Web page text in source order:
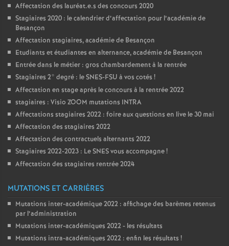
Affectation des lauréat.e.s des concours 2020
Stagiaires 2020 : le calendrier d’affectation pour l’académie de
Besançon
Affectation stagiaires, académie de Besançon
Etudiants et étudiantes en alternance, académie de Besançon
Entrée dans le métier : gros chambardement à la rentrée
Stagiaires 2° degré : le SNES-FSU à vos cotés !
Affectation en stage après le concours à la rentrée 2022
stagiaires : Visio ZOOM mutations INTRA
Affectations stagiaires 2022 : foire aux questions en live le 30 mai
Affectation des stagiaires 2022
Affectation des contractuels alternants 2022
Stagiaires 2022-2023 : Le SNES vous accompagne!
Affectation des stagiaires rentrée 2024
MUTATIONS ET CARRIÈRES
Mutations inter-académique 2022 : affichage des barèmes retenus
par l’administration
Mutations inter-académiques 2022 - les résultats
Mutations intra-académiques 2022 : enfin les résultats !